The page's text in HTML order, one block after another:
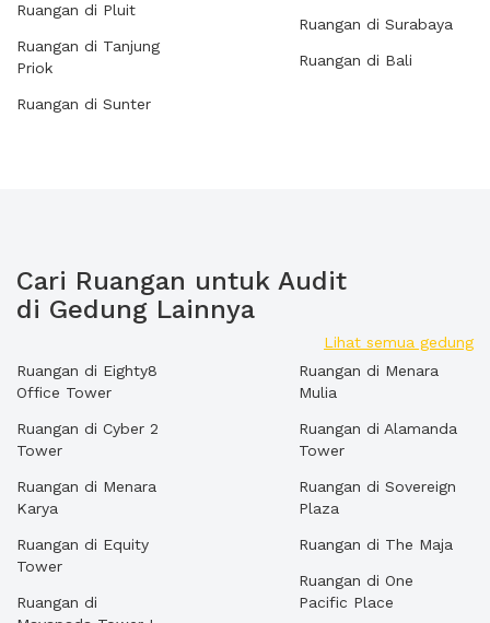
Ruangan di Pluit
Ruangan di Tanjung
Priok
Ruangan di Sunter
Ruangan di Surabaya
Ruangan di Bali
Cari Ruangan untuk Audit
di Gedung Lainnya
Lihat semua gedung
Ruangan di Eighty8
Office Tower
Ruangan di Cyber 2
Tower
Ruangan di Menara
Karya
Ruangan di Equity
Tower
Ruangan di
Ruangan di Menara
Mulia
Ruangan di Alamanda
Tower
Ruangan di Sovereign
Plaza
Ruangan di The Maja
Ruangan di One
Pacific Place